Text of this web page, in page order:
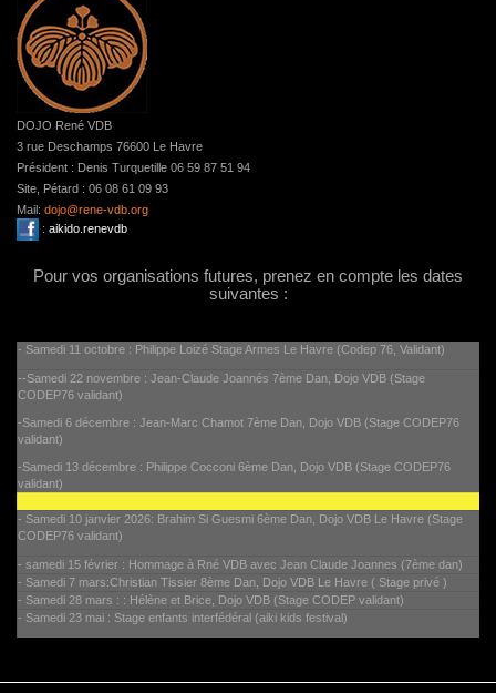
DOJO René VDB
3 rue Deschamps 76600 Le Havre
Président : Denis Turquetille ‭06 59 87 51 94‬
Site, Pétard : 06 08 61 09 93
Mail: dojo@rene-vdb.org
: aikido.renevdb
Pour vos organisations futures, prenez en compte les dates
suivantes :
- Samedi 11 octobre : Philippe Loizé Stage Armes Le Havre (Codep 76, Validant)
--Samedi 22 novembre : Jean-Claude Joannés 7ème Dan, Dojo VDB (Stage
CODEP76 validant)
-Samedi 6 décembre : Jean-Marc Chamot 7ème Dan, Dojo VDB (Stage CODEP76
validant)
-Samedi 13 décembre : Philippe Cocconi 6ème Dan, Dojo VDB (Stage CODEP76
validant)
- Samedi 10 janvier 2026: Brahim Si Guesmi 6ème Dan, Dojo VDB Le Havre (Stage
CODEP76 validant)
- samedi 15 février : Hommage à Rné VDB avec Jean Claude Joannes (7ème dan)
- Samedi 7 mars:Christian Tissier 8ème Dan, Dojo VDB Le Havre ( Stage privé )
- Samedi 28 mars : : Hélène et Brice, Dojo VDB (Stage CODEP validant)
- Samedi 23 mai : Stage enfants interfédéral (aiki kids festival)